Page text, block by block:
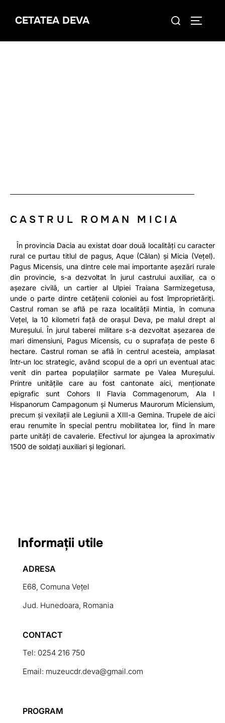
CETATEA DEVA
CASTRUL ROMAN MICIA
În provincia Dacia au existat doar două localități cu caracter
rural ce purtau titlul de pagus, Aque (Călan) și Micia (Vețel).
Pagus Micensis, una dintre cele mai importante așezări rurale
din provincie, s-a dezvoltat în jurul castrului auxiliar, ca o
așezare civilă, un cartier al Ulpiei Traiana Sarmizegetusa,
unde o parte dintre cetățenii coloniei au fost împroprietăriți.
Castrul roman se află pe raza localității Mintia, în comuna
Vețel, la 10 kilometri față de orașul Deva, pe malul drept al
Mureșului. În jurul taberei militare s-a dezvoltat așezarea de
mari dimensiuni, Pagus Micensis, cu o suprafața de peste 6
hectare. Castrul roman se află în centrul acesteia, amplasat
într-un loc strategic, având scopul de a opri un eventual atac
venit din partea populațiilor sarmate pe Valea Mureșului.
Printre unitățile care au fost cantonate aici, menționate
epigrafic sunt Cohors II Flavia Commagenorum, Ala I
Hispanorum Campagonum și Numerus Maurorum Miciensium,
precum și vexilații ale Legiunii a XIII-a Gemina. Trupele de aici
erau renumite în special pentru mobilitatea lor, fiind în mare
parte unități de cavalerie. Efectivul lor ajungea la aproximativ
1500 de soldați auxiliari și legionari.
Informații utile
ADRESA
E68, Comuna Vețel
Jud. Hunedoara, Romania
CONTACT
Tel: 0254 216 750
Email: muzeucdr.deva@gmail.com
PROGRAM